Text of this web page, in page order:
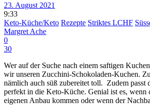
23. August 2021
9:33
Keto-Küche/Keto Rezepte Striktes LCHF
Margret Ache
0
30
Wer auf der Suche nach einem saftigen
wir unseren Zucchini-Schokoladen-Kuchen.
nämlich auch süß zubereitet toll. Zudem passt
perfekt in die Keto-Küche. Genial ist es, wenn
eigenen Anbau kommen oder wenn der